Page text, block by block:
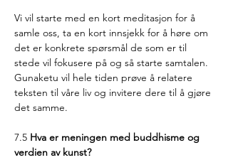
Vi vil starte med en kort meditasjon for å
samle oss, ta en kort innsjekk for å høre om
det er konkrete spørsmål de som er til
stede vil fokusere på og så starte samtalen.
Gunaketu vil hele tiden prøve å relatere
teksten til våre liv og invitere dere til å gjøre
det samme.
7.5 Hva er meningen med buddhisme og
verdien av kunst?